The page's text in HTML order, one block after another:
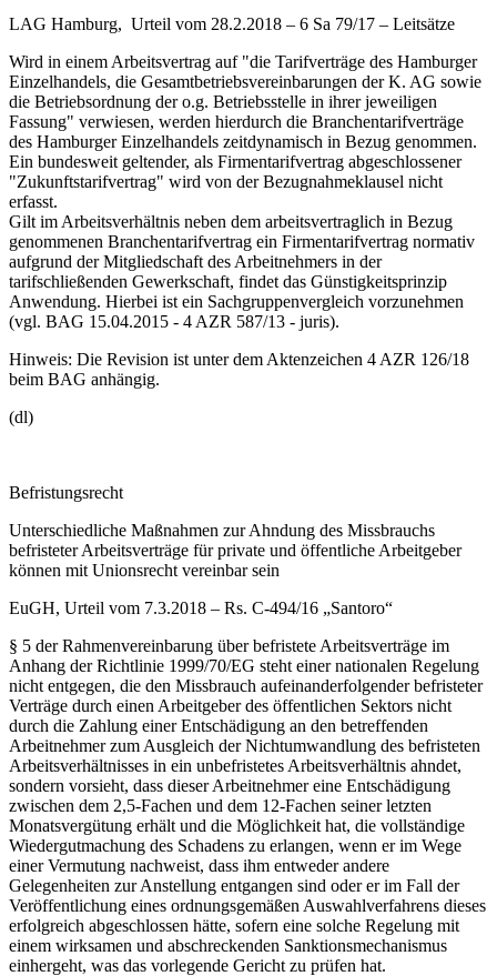
LAG Hamburg, Urteil vom 28.2.2018 – 6 Sa 79/17 – Leitsätze
Wird in einem Arbeitsvertrag auf "die Tarifverträge des Hamburger
Einzelhandels, die Gesamtbetriebsvereinbarungen der K. AG sowie
die Betriebsordnung der o.g. Betriebsstelle in ihrer jeweiligen
Fassung" verwiesen, werden hierdurch die Branchentarifverträge
des Hamburger Einzelhandels zeitdynamisch in Bezug genommen.
Ein bundesweit geltender, als Firmentarifvertrag abgeschlossener
"Zukunftstarifvertrag" wird von der Bezugnahmeklausel nicht
erfasst.
Gilt im Arbeitsverhältnis neben dem arbeitsvertraglich in Bezug
genommenen Branchentarifvertrag ein Firmentarifvertrag normativ
aufgrund der Mitgliedschaft des Arbeitnehmers in der
tarifschließenden Gewerkschaft, findet das Günstigkeitsprinzip
Anwendung. Hierbei ist ein Sachgruppenvergleich vorzunehmen
(vgl. BAG 15.04.2015 - 4 AZR 587/13 - juris).
Hinweis: Die Revision ist unter dem Aktenzeichen 4 AZR 126/18
beim BAG anhängig.
(dl)
Befristungsrecht
Unterschiedliche Maßnahmen zur Ahndung des Missbrauchs
befristeter Arbeitsverträge für private und öffentliche Arbeitgeber
können mit Unionsrecht vereinbar sein
EuGH, Urteil vom 7.3.2018 – Rs. C-494/16 „Santoro“
§ 5 der Rahmenvereinbarung über befristete Arbeitsverträge im
Anhang der Richtlinie 1999/70/EG steht einer nationalen Regelung
nicht entgegen, die den Missbrauch aufeinanderfolgender befristeter
Verträge durch einen Arbeitgeber des öffentlichen Sektors nicht
durch die Zahlung einer Entschädigung an den betreffenden
Arbeitnehmer zum Ausgleich der Nichtumwandlung des befristeten
Arbeitsverhältnisses in ein unbefristetes Arbeitsverhältnis ahndet,
sondern vorsieht, dass dieser Arbeitnehmer eine Entschädigung
zwischen dem 2,5-Fachen und dem 12-Fachen seiner letzten
Monatsvergütung erhält und die Möglichkeit hat, die vollständige
Wiedergutmachung des Schadens zu erlangen, wenn er im Wege
einer Vermutung nachweist, dass ihm entweder andere
Gelegenheiten zur Anstellung entgangen sind oder er im Fall der
Veröffentlichung eines ordnungsgemäßen Auswahlverfahrens dieses
erfolgreich abgeschlossen hätte, sofern eine solche Regelung mit
einem wirksamen und abschreckenden Sanktionsmechanismus
einhergeht, was das vorlegende Gericht zu prüfen hat.